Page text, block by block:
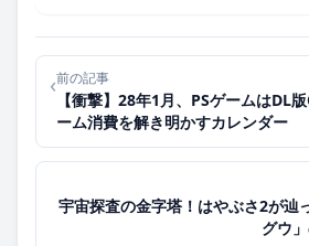
‹前の記事
【衝撃】28年1月、PSゲームはDL
ーム消費を解き明かすカレンダー
宇宙探査の金字塔！はやぶさ2が辿
グウ